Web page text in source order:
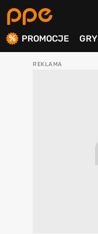
PROMOCJE GRY